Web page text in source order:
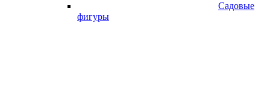
Садовые
фигуры